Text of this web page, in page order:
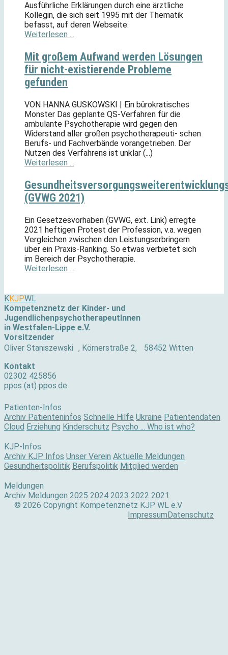
Ausführliche Erklärungen durch eine ärztliche
Kollegin, die sich seit 1995 mit der Thematik
befasst, auf deren Webseite:
Weiterlesen ...
Mit großem Aufwand werden Lösungen
für nicht-existierende Probleme
gefunden
VON HANNA GUSKOWSKI | Ein bürokratisches
Monster Das geplante QS-Verfahren für die
ambulante Psychotherapie wird gegen den
Widerstand aller großen psychotherapeuti- schen
Berufs- und Fachverbände vorangetrieben. Der
Nutzen des Verfahrens ist unklar (...)
Weiterlesen ...
(GVWG 2021)
Ein Gesetzesvorhaben (GVWG, ext. Link) erregte
2021 heftigen Protest der Profession, v.a. wegen
Vergleichen zwischen den Leistungserbringern
über ein Praxis-Ranking. So etwas verbietet sich
im Bereich der Psychotherapie.
Weiterlesen ...
KKJPWL
Kompetenznetz der Kinder- und
JugendlichenpsychotherapeutInnen
in Westfalen-Lippe e.V.
Vorsitzender
Oliver Staniszewski , Körnerstraße 2, 58452 Witten
Kontakt
02302 425856
ppos (at) ppos.de
Patienten-Infos
Archiv Patienteninfos Schnelle Hilfe Ukraine Patientendaten
Cloud Erziehung Kinderschutz Psycho ... Who ist who?
KJP-Infos
Archiv KJP Infos Unser Verein Aktuelle Meldungen
Gesundheitspolitik Berufspolitik Mitglied werden
Meldungen
Archiv Meldungen 2025 2024 2023 2022 2021
© 2026 Copyright Kompetenznetz KJP WL e.V
Impressum Datenschutz